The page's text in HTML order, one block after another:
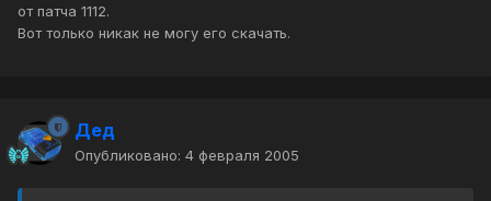
от патча 1112.
Вот только никак не могу его скачать.
Дед
Опубликовано: 4 февраля 2005